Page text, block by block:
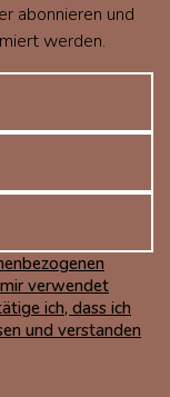
abonnieren und
werden.
verwendet
ich, dass ich
und verstanden